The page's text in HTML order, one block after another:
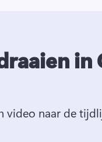
video naar de